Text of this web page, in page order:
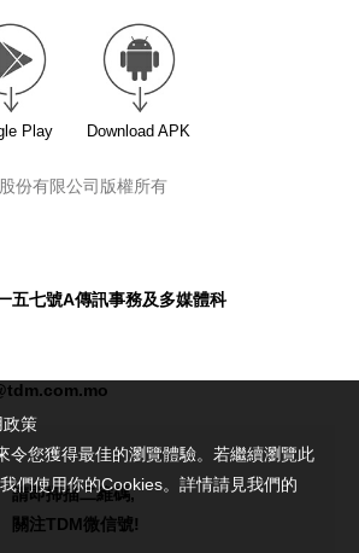
Play Download APK
份有限公司版權所有
五七號A傳訊事務及多媒體科
請即掃描二維碼,
關注TDM微信號!
策
令您獲得最佳的瀏覽體驗。若繼續瀏覽此
們使用你的Cookies。詳情請見我們的